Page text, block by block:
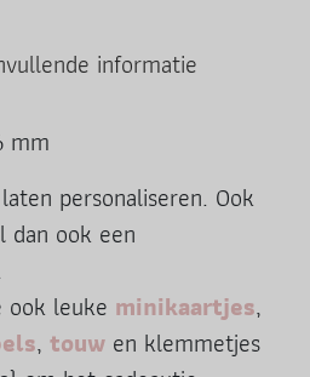
informatie
mm
personaliseren. Ook
dan ook een
ook leuke minikaartjes,
, touw en klemmetjes